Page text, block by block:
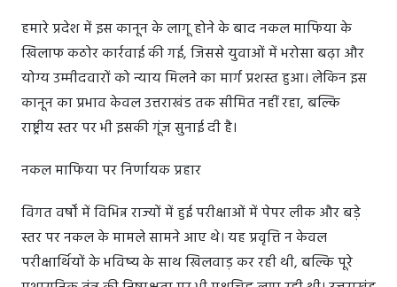
हमारे प्रदेश में इस कानून के लागू होने के बाद नकल माफिया के
खिलाफ कठोर कार्रवाई की गई, जिससे युवाओं में भरोसा बढ़ा और
योग्य उम्मीदवारों को न्याय मिलने का मार्ग प्रशस्त हुआ। लेकिन इस
कानून का प्रभाव केवल उत्तराखंड तक सीमित नहीं रहा, बल्कि
राष्ट्रीय स्तर पर भी इसकी गूंज सुनाई दी है।
नकल माफिया पर निर्णायक प्रहार
विगत वर्षों में विभिन्न राज्यों में हुई परीक्षाओं में पेपर लीक और बड़े
स्तर पर नकल के मामले सामने आए थे। यह प्रवृत्ति न केवल
परीक्षार्थियों के भविष्य के साथ खिलवाड़ कर रही थी, बल्कि पूरे